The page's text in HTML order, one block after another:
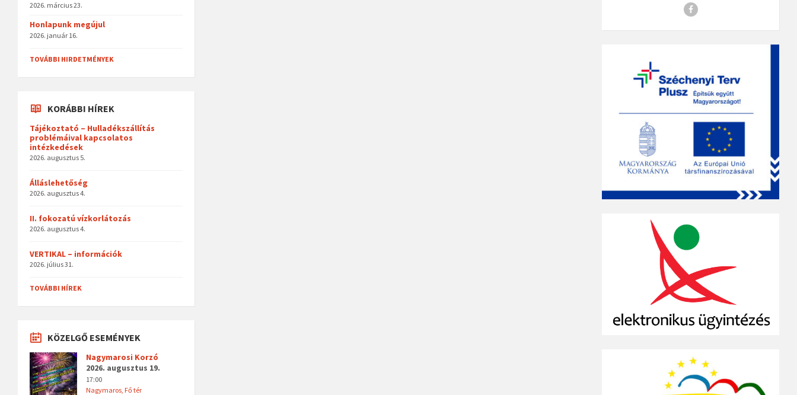
2026. március 23.
Honlapunk megújul
2026. január 16.
TOVÁBBI HIRDETMÉNYEK
KORÁBBI HÍREK
Tájékoztató – Hulladékszállítás
problémáival kapcsolatos
intézkedések
2026. augusztus 5.
Álláslehetőség
2026. augusztus 4.
II. fokozatú vízkorlátozás
2026. augusztus 4.
VERTIKAL – információk
2026. július 31.
TOVÁBBI HÍREK
KÖZELGŐ ESEMÉNYEK
Nagymarosi Korzó
2026. augusztus 19.
17:00
Nagymaros, Fő tér
Facebook